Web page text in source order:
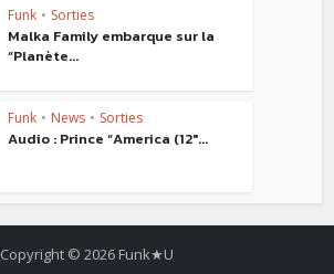
Funk • Sorties
Malka Family embarque sur la
“Planète...
Funk • News • Sorties
Audio : Prince “America (12″...
Copyright © 2026 Funk★U